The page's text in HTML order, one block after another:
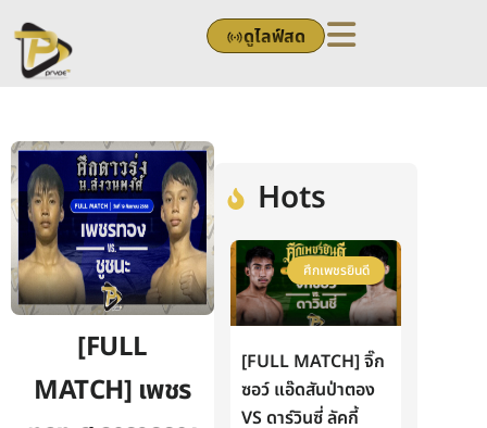
to
content
ดูไลฟ์สด
[FULL
MATCH] เพชร
Hots
ศึกเพชรยินดี
[FULL MATCH] จิ๊ก
ซอว์ แอ๊ดสันป่าตอง
VS ดาร์วินซี่ ลัคกี้